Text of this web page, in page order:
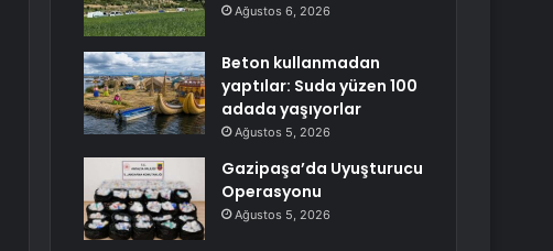
Ağustos 6, 2026
Beton kullanmadan
yaptılar: Suda yüzen 100
adada yaşıyorlar
Ağustos 5, 2026
Gazipaşa’da Uyuşturucu
Operasyonu
Ağustos 5, 2026